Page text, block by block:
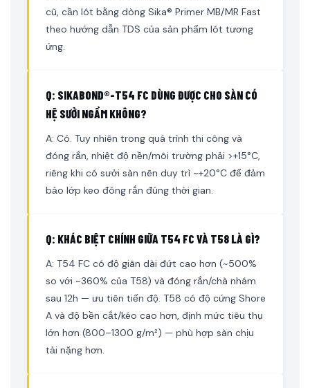
cũ, cần lót bằng dòng Sika® Primer MB/MR Fast
theo hướng dẫn TDS của sản phẩm lót tương
ứng.
Q: SIKABOND®-T54 FC DÙNG ĐƯỢC CHO SÀN CÓ
HỆ SƯỞI NGẦM KHÔNG?
A: Có. Tuy nhiên trong quá trình thi công và
đóng rắn, nhiệt độ nền/môi trường phải >+15°C,
riêng khi có sưởi sàn nên duy trì ~+20°C để đảm
bảo lớp keo đóng rắn đúng thời gian.
Q: KHÁC BIỆT CHÍNH GIỮA T54 FC VÀ T58 LÀ GÌ?
A: T54 FC có độ giãn dài đứt cao hơn (~500%
so với ~360% của T58) và đóng rắn/chà nhám
sau 12h — ưu tiên tiến độ. T58 có độ cứng Shore
A và độ bền cắt/kéo cao hơn, định mức tiêu thụ
lớn hơn (800–1300 g/m²) — phù hợp sàn chịu
tải nặng hơn.